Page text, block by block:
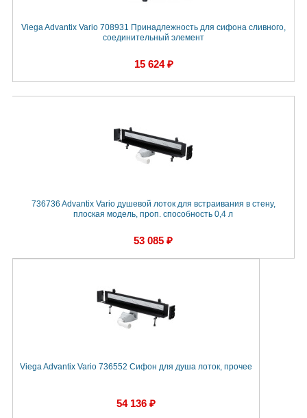
Viega Advantix Vario 708931 Принадлежность для сифона сливного,
соединительный элемент
15 624 ₽
736736 Advantix Vario душевой лоток для встраивания в стену,
плоская модель, проп. способность 0,4 л
53 085 ₽
Viega Advantix Vario 736552 Сифон для душа лоток, прочее
54 136 ₽